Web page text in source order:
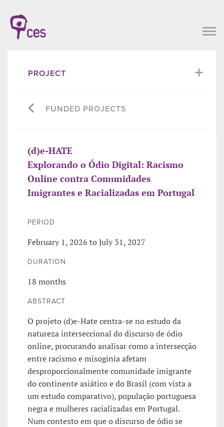
PROJECT
FUNDED PROJECTS
(d)e-HATE
Explorando o Ódio Digital: Racismo
Online contra Comunidades
Imigrantes e Racializadas em Portugal
PERIOD
February 1, 2026 to July 31, 2027
DURATION
18 months
ABSTRACT
O projeto (d)e-Hate centra-se no estudo da
natureza interseccional do discurso de ódio
online, procurando analisar como a intersecção
entre racismo e misoginia afetam
desproporcionalmente comunidade imigrante
do continente asiático e do Brasil (com vista a
um estudo comparativo), população portuguesa
negra e mulheres racializadas em Portugal.
Num contexto em que o discurso de ódio se